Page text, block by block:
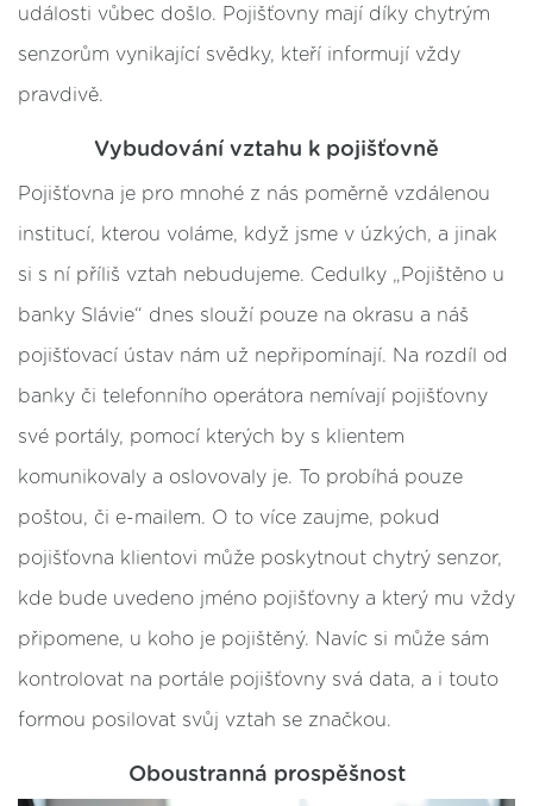
události vůbec došlo. Pojišťovny mají díky chytrým
senzorům vynikající svědky, kteří informují vždy
pravdivě.
Vybudování vztahu k pojišťovně
Pojišťovna je pro mnohé z nás poměrně vzdálenou
institucí, kterou voláme, když jsme v úzkých, a jinak
si s ní příliš vztah nebudujeme. Cedulky „Pojištěno u
banky Slávie“ dnes slouží pouze na okrasu a náš
pojišťovací ústav nám už nepřipomínají. Na rozdíl od
banky či telefonního operátora nemívají pojišťovny
své portály, pomocí kterých by s klientem
komunikovaly a oslovovaly je. To probíhá pouze
poštou, či e-mailem. O to více zaujme, pokud
pojišťovna klientovi může poskytnout chytrý senzor,
kde bude uvedeno jméno pojišťovny a který mu vždy
připomene, u koho je pojištěný. Navíc si může sám
kontrolovat na portále pojišťovny svá data, a i touto
formou posilovat svůj vztah se značkou.
Oboustranná prospěšnost